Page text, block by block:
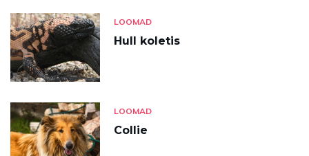
LOOMAD
Hull koletis
LOOMAD
Collie